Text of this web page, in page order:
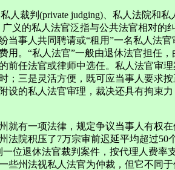
人裁判(private judging)、私人法院和
广义的私人法官泛指与公共法官相对
当事人共同聘请或“租用”一名私人法
用。“私人法官”一般由退休法官担任
前任法官或律师中选任。私人法官审
；三是灵活方便，既可应当事人要求
设的私人法官审理，裁决还具有拘束
就有一项法律，规定争议当事人有权
法院积压了7万宗审前迟延平均超过
一位退休法官裁判案件，按代理人费率
些州法视私人法官为仲裁，但它不同